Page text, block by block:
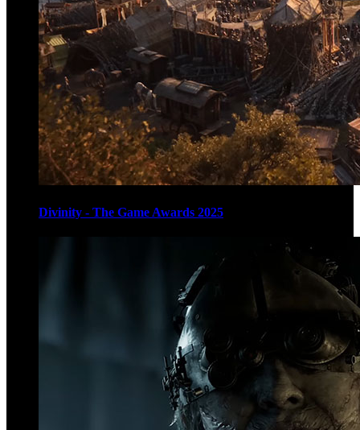
Divinity - The Game Awards 2025